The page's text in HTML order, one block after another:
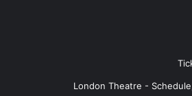
London Theatre -